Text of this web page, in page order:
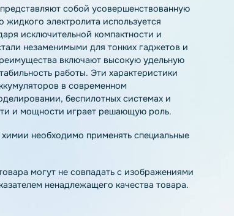
(элемент питания) LP6.5х35х62-1.2A
с высоким уровнем потребления энергии.
представляют собой усовершенствованную
жидкого электролита используется
исключительной компактности и
стали незаменимыми для тонких гаджетов и
преимущества включают высокую удельную
и стабильность работы. Эти характеристики
беспилотных системах и
и мощности играет решающую роль.